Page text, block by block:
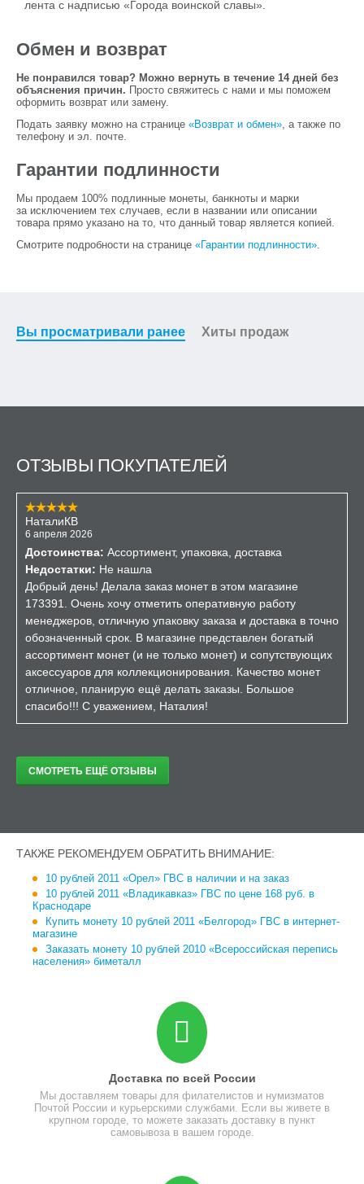
лента с надписью «Города воинской славы».
Обмен и возврат
Не понравился товар? Можно вернуть в течение 14 дней без
объяснения причин. Просто свяжитесь с нами и мы поможем
оформить возврат или замену.
Подать заявку можно на странице «Возврат и обмен», а также по
телефону и эл. почте.
Гарантии подлинности
Мы продаем 100% подлинные монеты, банкноты и марки
за исключением тех случаев, если в названии или описании
товара прямо указано на то, что данный товар является копией.
Смотрите подробности на странице «Гарантии подлинности».
Вы просматривали ранее Хиты продаж
ОТЗЫВЫ ПОКУПАТЕЛЕЙ
НаталиКВ
6 апреля 2026
Достоинства: Ассортимент, упаковка, доставка
Недостатки: Не нашла
Добрый день! Делала заказ монет в этом магазине
173391. Очень хочу отметить оперативную работу
менеджеров, отличную упаковку заказа и доставка в точно
обозначенный срок. В магазине представлен богатый
ассортимент монет (и не только монет) и сопутствующих
аксессуаров для коллекционирования. Качество монет
отличное, планирую ещё делать заказы. Большое
спасибо!!! С уважением, Наталия!
СМОТРЕТЬ ЕЩЁ ОТЗЫВЫ
ТАКЖЕ РЕКОМЕНДУЕМ ОБРАТИТЬ ВНИМАНИЕ:
10 рублей 2011 «Орел» ГВС в наличии и на заказ
10 рублей 2011 «Владикавказ» ГВС по цене 168 руб. в
Краснодаре
Купить монету 10 рублей 2011 «Белгород» ГВС в интернет-
магазине
Заказать монету 10 рублей 2010 «Всероссийская перепись
населения» биметалл
Доставка по всей России
Мы доставляем товары для филателистов и нумизматов
Почтой России и курьерскими службами. Если вы живете в
крупном городе, то можете заказать доставку в пункт
самовывоза в вашем городе.